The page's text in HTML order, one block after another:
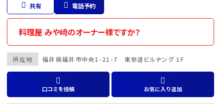
共有 電話予約
料理屋 みや﨑のオーナー様ですか？
所在地 福井県福井市中央1-21-7 東参道ビルヂング 1F
口コミを投稿 お気に入り追加